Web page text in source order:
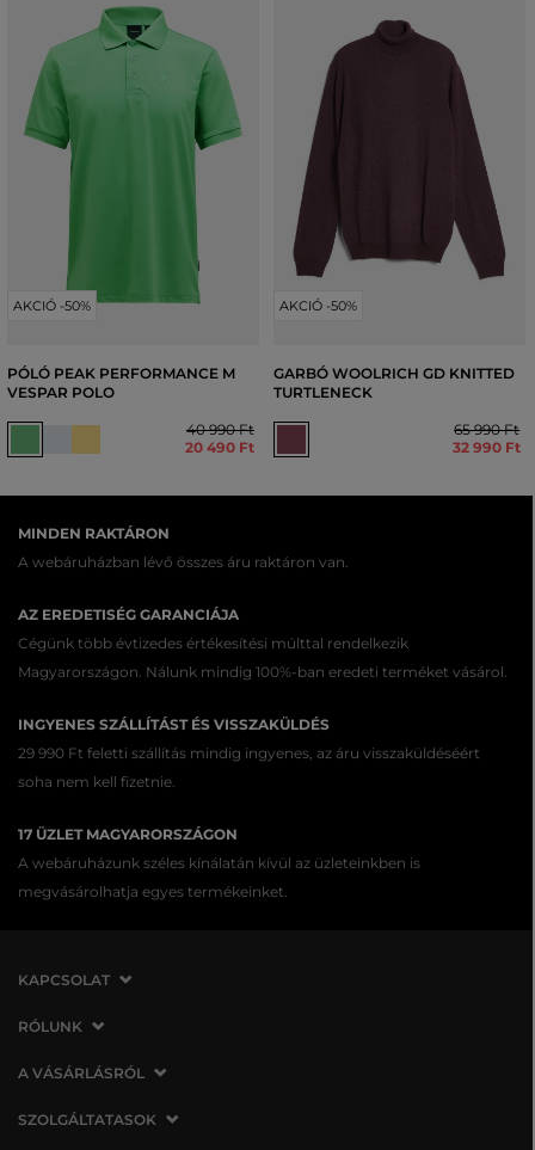
AKCIÓ -50%
PÓLÓ PEAK PERFORMANCE M
VESPAR POLO
40 990 Ft
20 490 Ft
AKCIÓ -50%
GARBÓ WOOLRICH GD KNITTED
TURTLENECK
65 990 Ft
32 990 Ft
MINDEN RAKTÁRON
A webáruházban lévő összes áru raktáron van.
AZ EREDETISÉG GARANCIÁJA
Cégünk több évtizedes értékesítési múlttal rendelkezik
Magyarországon. Nálunk mindig 100%-ban eredeti terméket vásárol.
INGYENES SZÁLLÍTÁST ÉS VISSZAKÜLDÉS
29 990 Ft feletti szállítás mindig ingyenes, az áru visszaküldéséért
soha nem kell fizetnie.
17 ÜZLET MAGYARORSZÁGON
A webáruházunk széles kínálatán kívül az üzleteinkben is
megvásárolhatja egyes termékeinket.
KAPCSOLAT
VERMONT Services Slovakia s. r. o.
821 07 Bratislava
Szlovákia
RÓLUNK
Cégünkről
Üzleteink
A VÁSÁRLÁSRÓL
A vásárlás menete
SZOLGÁLTATASOK